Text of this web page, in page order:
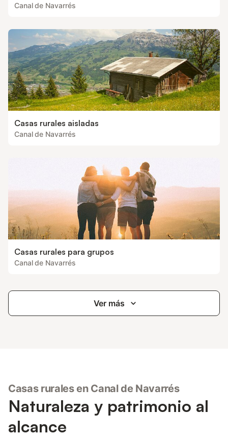
Canal de Navarrés
Casas rurales aisladas
Canal de Navarrés
Casas rurales para grupos
Canal de Navarrés
Ver más
Casas rurales en Canal de Navarrés
Naturaleza y patrimonio al
alcance